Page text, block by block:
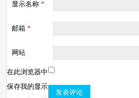
显示名称*
邮箱*
网站
在此浏览器中
保存我的显示